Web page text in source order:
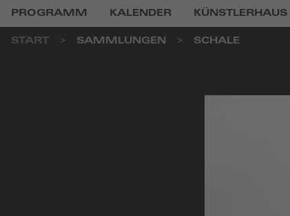
PROGRAMM KALENDER KÜNSTLERHAUS
START SAMMLUNGEN SCHALE